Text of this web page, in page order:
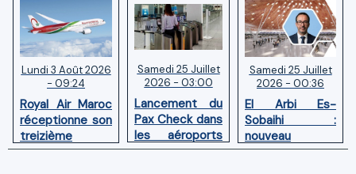
Lundi 3 Août 2026
- 09:24
Royal Air Maroc
réceptionne son
treizième
Boeing 787
Samedi 25 Juillet
2026 - 03:00
Lancement du
Pax Check dans
les aéroports
du Maroc
Samedi 25 Juillet
2026 - 00:36
El Arbi Es-
Sobaihi :
nouveau
directeur à la